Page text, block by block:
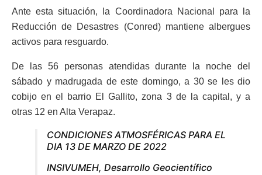
Ante esta situación, la Coordinadora Nacional para la
Reducción de Desastres (Conred) mantiene albergues
activos para resguardo.
De las 56 personas atendidas durante la noche del
sábado y madrugada de este domingo, a 30 se les dio
cobijo en el barrio El Gallito, zona 3 de la capital, y a
otras 12 en Alta Verapaz.
CONDICIONES ATMOSFÉRICAS PARA EL
DIA 13 DE MARZO DE 2022
INSIVUMEH, Desarrollo Geocientífico